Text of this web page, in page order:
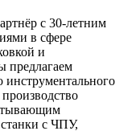
с 30‑летним
в сфере
и
предлагаем
инструментального
с ЧПУ,